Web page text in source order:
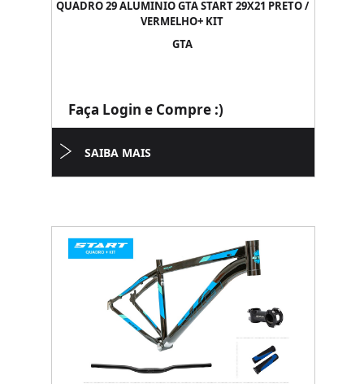
QUADRO 29 ALUMINIO GTA START 29X21 PRETO /
VERMELHO+ KIT
GTA
Faça Login e Compre :)
SAIBA MAIS